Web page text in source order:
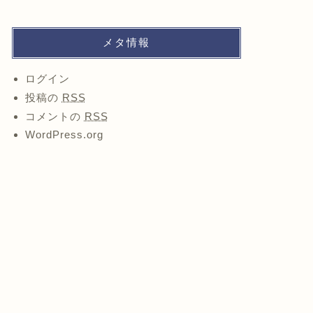
メタ情報
ログイン
投稿の RSS
コメントの RSS
WordPress.org